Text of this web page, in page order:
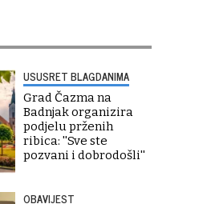
USUSRET BLAGDANIMA
Grad Čazma na
Badnjak organizira
podjelu prženih
ribica: ''Sve ste
pozvani i dobrodošli''
OBAVIJEST